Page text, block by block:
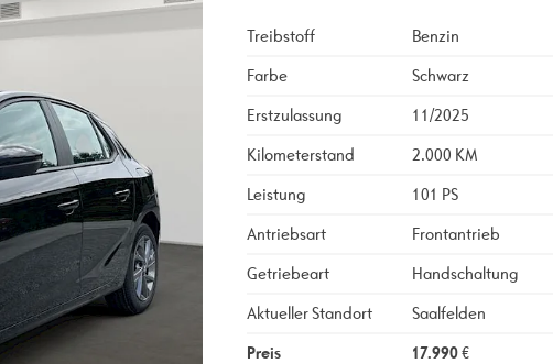
Treibstoff
Benzin
Farbe
Schwarz
Erstzulassung
11/2025
Kilometerstand
2.000 KM
Leistung
101 PS
Antriebsart
Frontantrieb
Getriebeart
Handschaltung
Aktueller Standort
Saalfelden
Preis
17.990€